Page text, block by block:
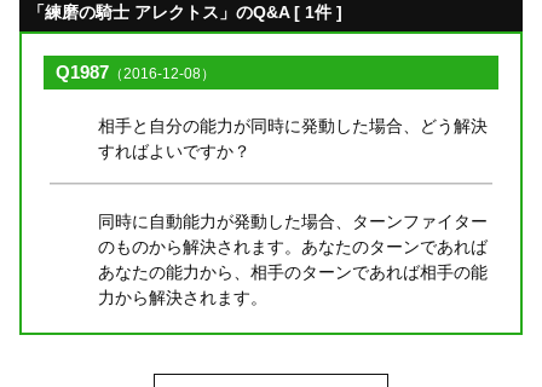
「練磨の騎士 アレクトス」のQ&A [ 1件 ]
Q1987 （2016-12-08）
相手と自分の能力が同時に発動した場合、どう解決
すればよいですか？
同時に自動能力が発動した場合、ターンファイター
のものから解決されます。あなたのターンであれば
あなたの能力から、相手のターンであれば相手の能
力から解決されます。